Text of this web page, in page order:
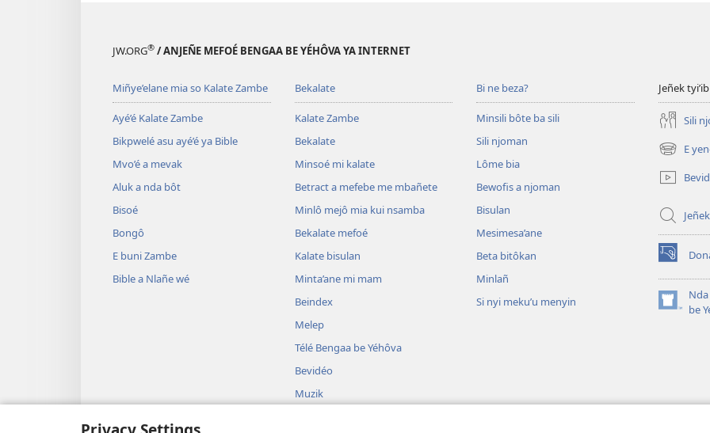
JW.ORG® / ANJEÑE MEFOÉ BENGAA BE YÉHÔVA YA INTERNET
Miñye’elane mia so Kalate Zambe
Ayé’é Kalate Zambe
Bikpwelé asu ayé’é ya Bible
Mvo’é a mevak
Aluk a nda bôt
Bisoé
Bongô
E buni Zambe
Bible a Nlañe wé
Bekalate
Kalate Zambe
Bekalate
Minsoé mi kalate
Betract a mefebe me mbañete
Minlô mejô mia kui nsamba
Bekalate mefoé
Kalate bisulan
Minta’ane mi mam
Beindex
Melep
Télé Bengaa be Yéhôva
Bevidéo
Muzik
Bi ne beza?
Minsili bôte ba sili
Sili njoman
Lôme bia
Bewofis a njoman
Bisulan
Mesimesa’ane
Beta bitôkan
Minlañ
Si nyi meku’u menyin
Jeñek
Sili
E
(opens
new
window)
Jeñek
(opens
new
window)
be
(opens